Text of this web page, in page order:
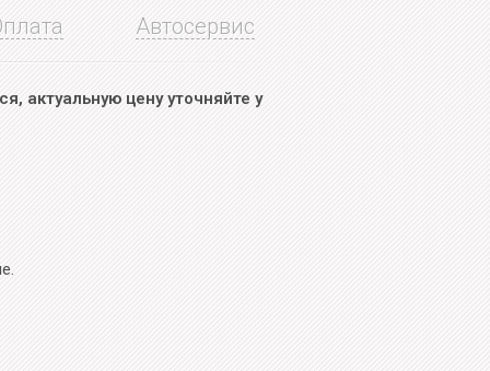
Автосервис
актуальную цену уточняйте у